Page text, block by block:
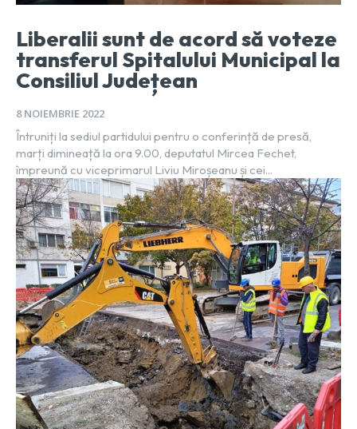
Liberalii sunt de acord să voteze
transferul Spitalului Municipal la
Consiliul Județean
8 NOIEMBRIE 2022
Întruniți la sediul partidului pentru o conferință de presă,
marți dimineață la ora 9.00, deputatul Mircea Fechet,
împreună cu viceprimarul Liviu Miroșeanu și cei...